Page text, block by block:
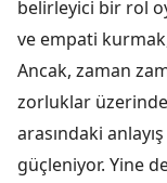
belirleyici bir rol
ve empati
Ancak, zaman
zorluklar
arasındaki
güçleniyor. Yine